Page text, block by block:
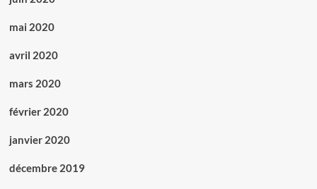
mai 2020
avril 2020
mars 2020
février 2020
janvier 2020
décembre 2019